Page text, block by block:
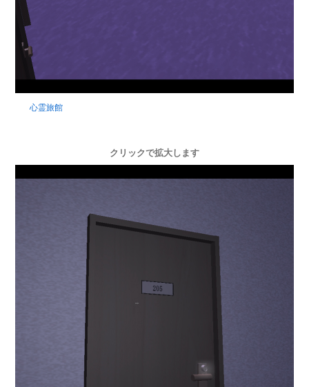
心霊旅館
クリックで拡大します